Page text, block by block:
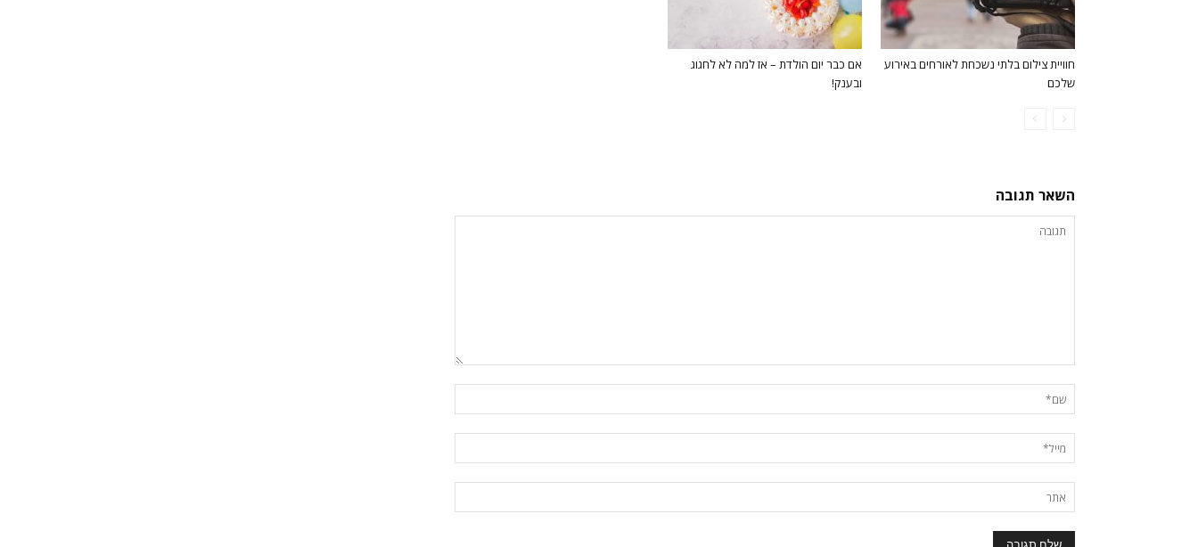
חוויית צילום בלתי נשכחת לאורחים באירוע
שלכם
אם כבר יום הולדת – אז למה לא לחגוג
ובענק!
השאר תגובה